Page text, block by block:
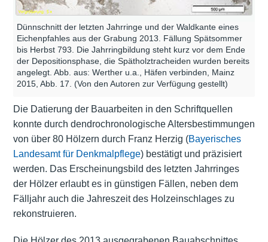
Dünnschnitt der letzten Jahrringe und der Waldkante eines
Eichenpfahles aus der Grabung 2013. Fällung Spätsommer
bis Herbst 793. Die Jahrringbildung steht kurz vor dem Ende
der Depositionsphase, die Spätholztracheiden wurden bereits
angelegt. Abb. aus: Werther u.a., Häfen verbinden, Mainz
2015, Abb. 17. (Von den Autoren zur Verfügung gestellt)
Die Datierung der Bauarbeiten in den Schriftquellen
konnte durch dendrochronologische Altersbestimmungen
von über 80 Hölzern durch Franz Herzig (Bayerisches
Landesamt für Denkmalpflege) bestätigt und präzisiert
werden. Das Erscheinungsbild des letzten Jahrringes
der Hölzer erlaubt es in günstigen Fällen, neben dem
Fälljahr auch die Jahreszeit des Holzeinschlages zu
rekonstruieren.